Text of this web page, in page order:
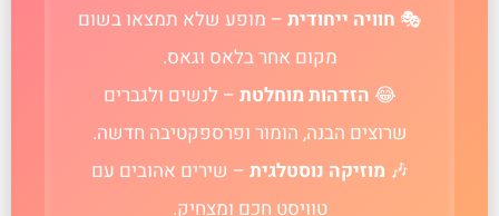
🎭 חוויה ייחודית – מופע שלא תמצאו בשום
מקום אחר בלאס וגאס.
😂 הזדהות מוחלטת – לנשים ולגברים
שרוצים הבנה, הומור ופרספקטיבה חדשה.
🎶 מוזיקה נוסטלגית – שירים אהובים עם
טוויסט חכם ומצחיק.